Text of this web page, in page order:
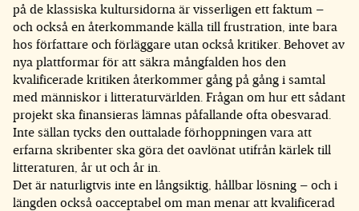
på de klassiska kultursidorna är visserligen ett faktum –
och också en återkommande källa till frustration, inte bara
hos författare och förläggare utan också kritiker. Behovet av
nya plattformar för att säkra mångfalden hos den
kvalificerade kritiken återkommer gång på gång i samtal
med människor i litteraturvärlden. Frågan om hur ett sådant
projekt ska finansieras lämnas påfallande ofta obesvarad.
Inte sällan tycks den outtalade förhoppningen vara att
erfarna skribenter ska göra det oavlönat utifrån kärlek till
litteraturen, år ut och år in.
Det är naturligtvis inte en långsiktig, hållbar lösning – och i
längden också oacceptabel om man menar att kvalificerad